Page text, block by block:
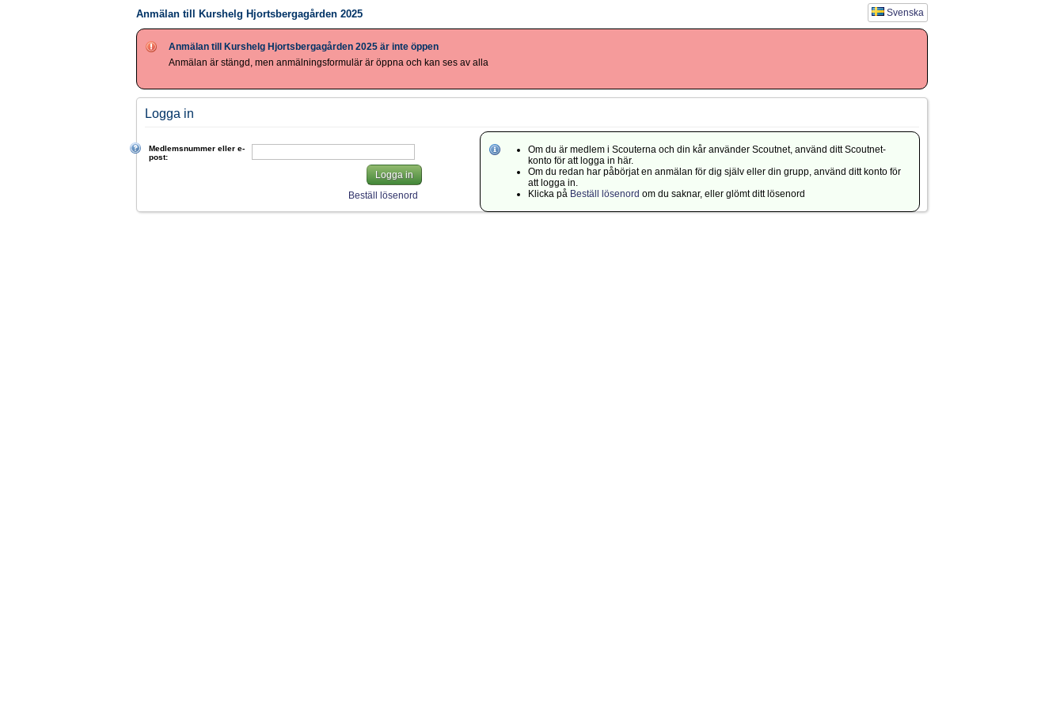
Anmälan till Kurshelg Hjortsbergagården 2025
Anmälan till Kurshelg Hjortsbergagården 2025 är inte öppen
Anmälan är stängd, men anmälningsformulär är öppna och kan ses av alla
Logga in
Medlemsnummer eller e-
post:
Logga in
Beställ lösenord
Om du är medlem i Scouterna och din kår använder Scoutnet, använd ditt Scoutnet-
konto för att logga in här.
Om du redan har påbörjat en anmälan för dig själv eller din grupp, använd ditt konto för
att logga in.
Klicka på Beställ lösenord om du saknar, eller glömt ditt lösenord
Svenska